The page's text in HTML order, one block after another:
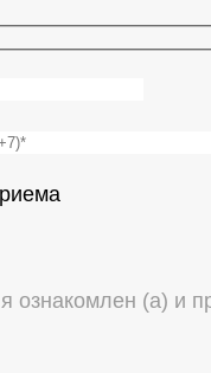
ознакомлен (а) и